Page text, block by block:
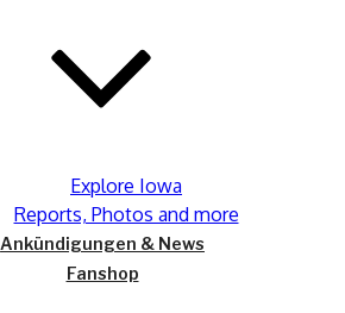
Explore Iowa
Reports, Photos and more
Ankündigungen & News
Fanshop